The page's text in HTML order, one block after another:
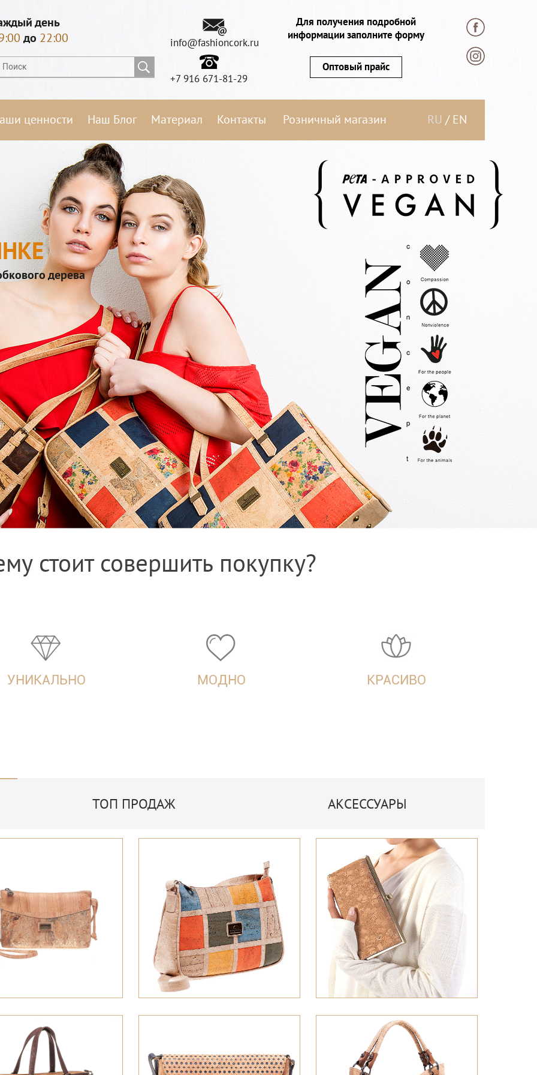
день
до 22:00 info@fashioncork.ru
+7 916 671-81-29
Для получения подробной
информации заполните форму
Оптовый прайс
ценности Наш Блог Материал Контакты Розничный магазин RU / EN
дерева
стоит совершить покупку?
УНИКАЛЬНО МОДНО КРАСИВО
ТОП ПРОДАЖ АКСЕССУАРЫ